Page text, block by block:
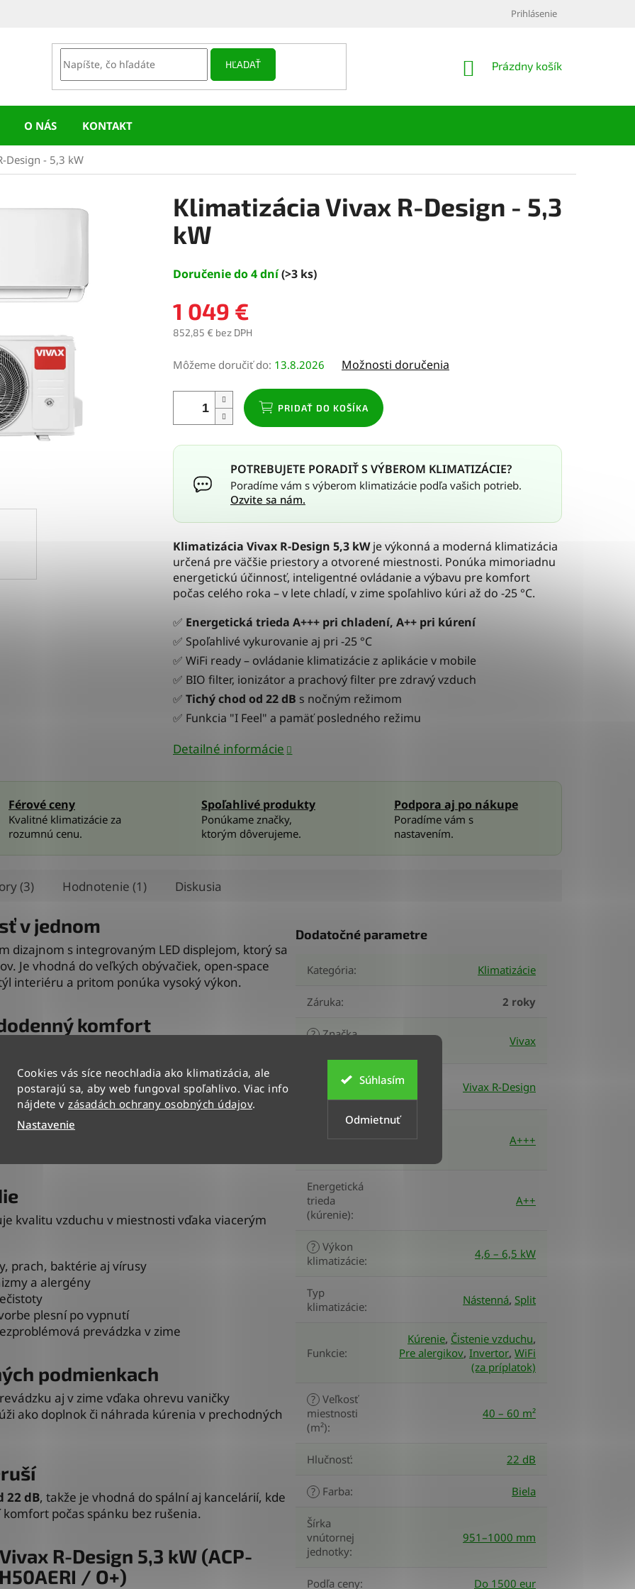
Cookies vás síce neochladia ako klimatizácia, ale
postarajú sa, aby web fungoval spoľahlivo. Viac info
nájdete v zásadách ochrany osobných údajov.
Nastavenie
Odmietnuť
Súhlasím
Prihlásenie
HĽADAŤ
NÁKUPNÝ
Prázdny košík
O NÁS KONTAKT
Design - 5,3 kW
Klimatizácia Vivax R-Design - 5,3
kW
Doručenie do 4 dní(>3 ks)
1 049 €
852,85 € bez DPH
cena:
Môžeme doručiť do: 13.8.2026 Možnosti doručenia
PRIDAŤ DO KOŠÍKA
POTREBUJETE PORADIŤ S VÝBEROM KLIMATIZÁCIE?
Poradíme vám s výberom klimatizácie podľa vašich potrieb.
Ozvite sa nám.
Klimatizácia Vivax R-Design 5,3 kWje výkonná a moderná klimatizácia
určená pre väčšie priestory a otvorené miestnosti. Ponúka mimoriadnu
energetickú účinnosť, inteligentné ovládanie a výbavu pre komfort
počas celého roka – v lete chladí, v zime spoľahlivo kúri až do -25 °C.
✅ Energetická trieda A+++ pri chladení, A++ pri kúrení
✅ Spoľahlivé vykurovanie aj pri -25 °C
✅ WiFi ready – ovládanie klimatizácie z aplikácie v mobile
✅ BIO filter, ionizátor a prachový filter pre zdravý vzduch
✅ Tichý chod od 22 dB s nočným režimom
✅ Funkcia "I Feel" a pamäť posledného režimu
Detailné informácie
Férové ceny
Kvalitné klimatizácie za
rozumnú cenu.
Spoľahlivé produkty
Ponúkame značky,
ktorým dôverujeme.
Podpora aj po nákupe
Poradíme vám s
nastavením.
(3) Hodnotenie (1) Diskusia
v jednom
dizajnom s integrovaným LED displejom, ktorý sa
Je vhodná do veľkých obývačiek, open-space
interiéru a pritom ponúka vysoký výkon.
komfort
teploty pri ovládači
horizontálne aj vertikálne natáčanie lamiel
energie aj v pohotovosti
kvalitu vzduchu v miestnosti vďaka viacerým
prach, baktérie aj vírusy
a alergény
plesní po vypnutí
prevádzka v zime
podmienkach
aj v zime vďaka ohrevu vaničky
ako doplnok či náhrada kúrenia v prechodných
22 dB, takže je vhodná do spální aj kancelárií, kde
počas spánku bez rušenia.
R-Design 5,3 kW (ACP-
/ O+)
Dodatočné parametre
Kategória: Klimatizácie
Záruka: 2 roky
? Značka
Vivax
Modelová
Vivax R-Design
Energetická
trieda
A+++
Energetická
trieda
(kúrenie):
A++
? Výkon
klimatizácie: 4,6 – 6,5 kW
Typ
klimatizácie: Nástenná, Split
Funkcie:
Kúrenie, Čistenie vzduchu,
Pre alergikov,Invertor,WiFi
(za príplatok)
? Veľkosť
miestnosti
(m²):
40 – 60 m²
Hlučnosť: 22 dB
? Farba: Biela
Šírka
vnútornej
jednotky:
951–1000 mm
Podľa ceny: Do 1500 eur